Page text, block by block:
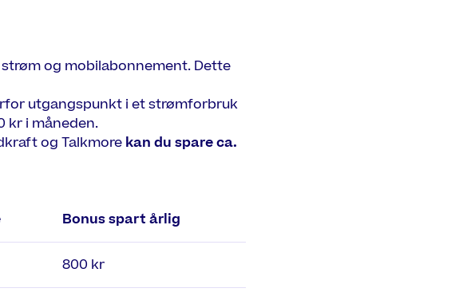
og mobilabonnement. Dette
utgangspunkt i et strømforbruk
kr i måneden.
og Talkmore kan du spare ca.
Bonus spart årlig
800 kr